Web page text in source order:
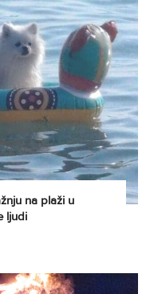
na plaži u
ljudi